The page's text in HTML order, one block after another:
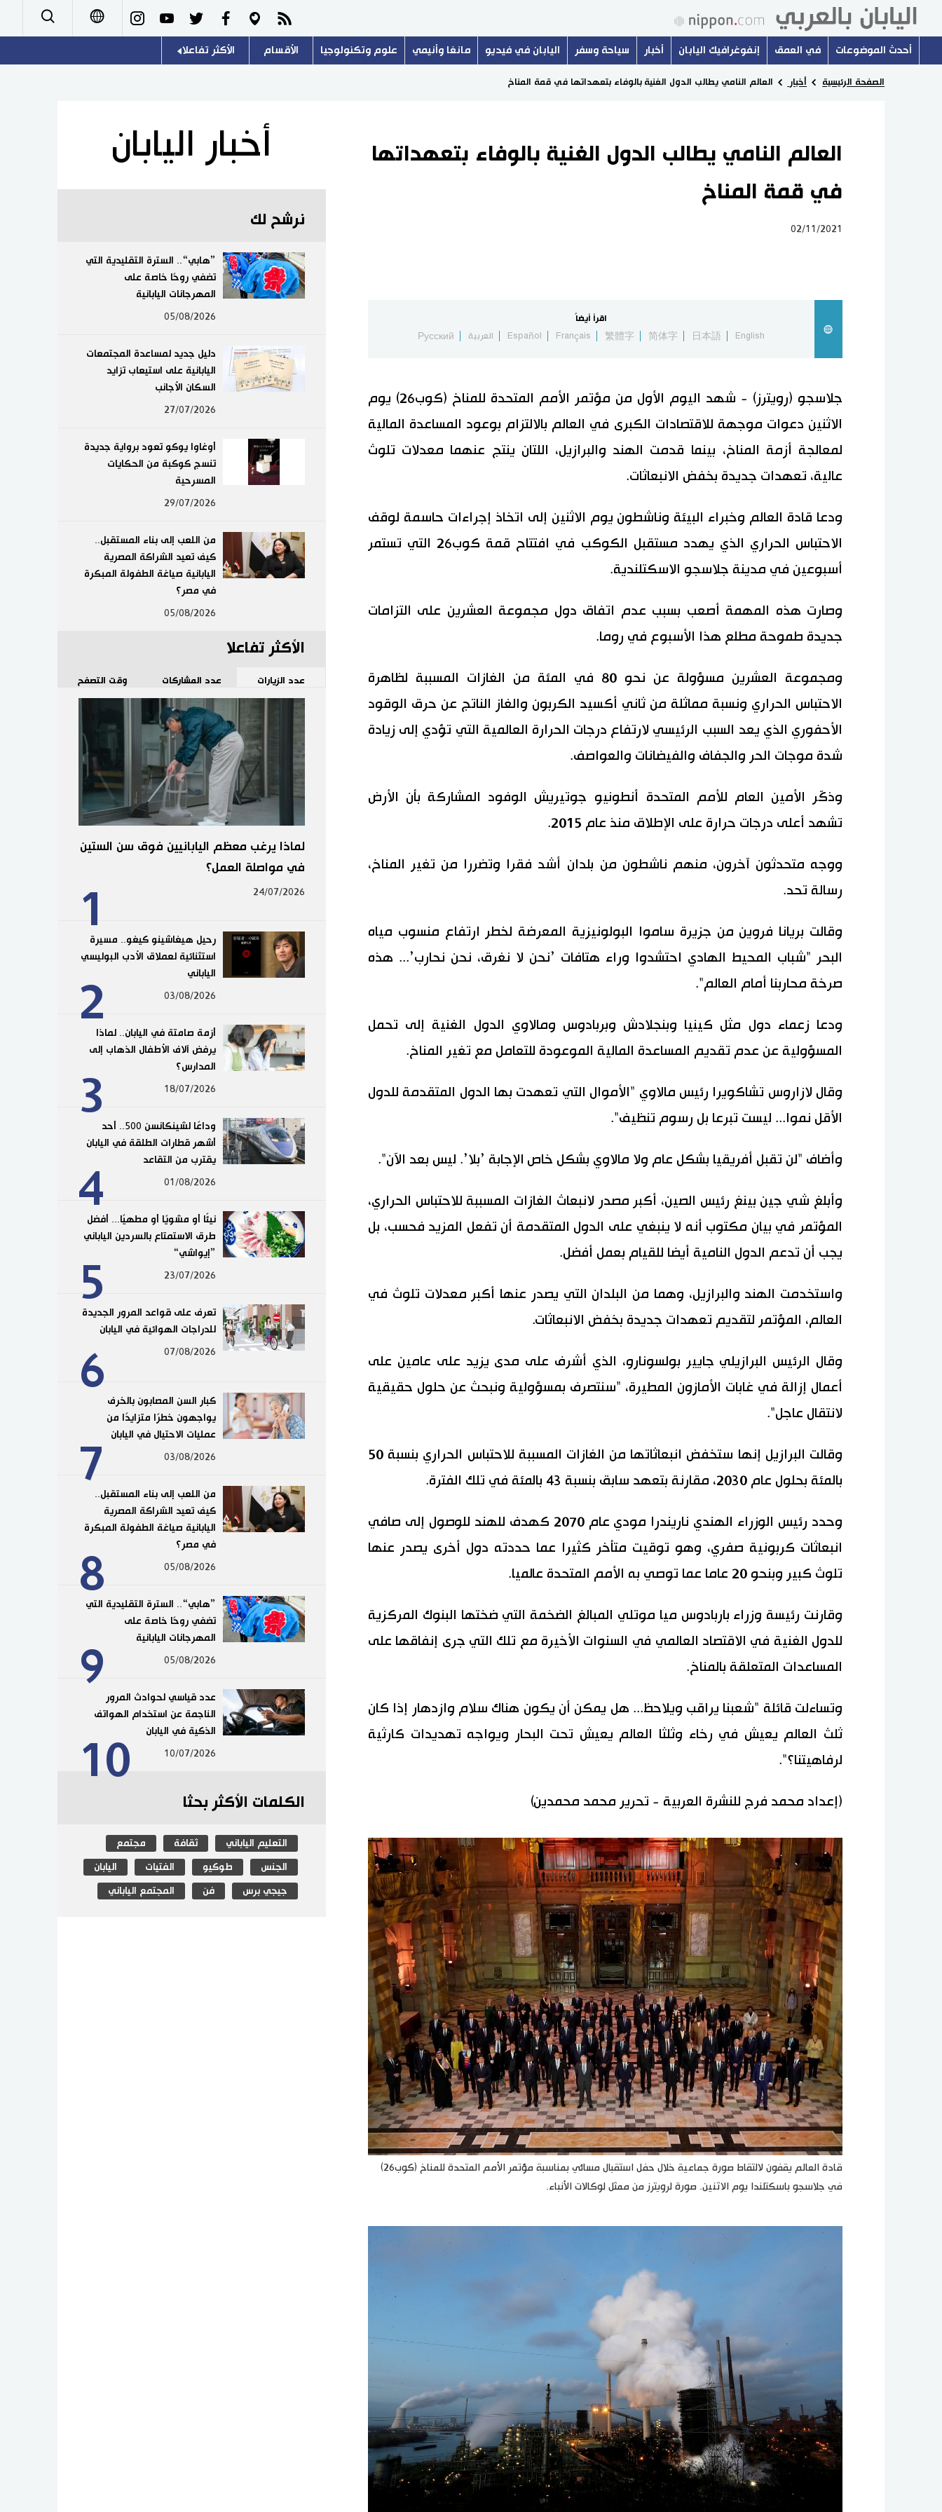
Русский
أحدث الموضوعات في العمق إنفوغرافيك اليابان أخبار سياحة وسفر اليابان في فيديو مانغا وأنيمي علوم وتكنولوجيا الأقسام
تجارب وآراء
سياسة
اقتصاد
مجتمع
ثقافة
طوكيو
الأكثر تفاعلا
هو وهي
المطبخ الياباني
الصفحة الرئيسية أخبار العالم النامي يطالب الدول الغنية بالوفاء بتعهداتها في قمة المناخ
العالم النامي يطالب الدول الغنية بالوفاء بتعهداتها
في قمة المناخ
02/11/2021
اقرأ أيضاً
English
日本語
简体字
繁體字
Français
Español العربية Русский
جلاسجو (رويترز) - شهد اليوم الأول من مؤتمر الأمم المتحدة للمناخ (كوب26) يوم
الاثنين دعوات موجهة للاقتصادات الكبرى في العالم بالالتزام بوعود المساعدة المالية
لمعالجة أزمة المناخ، بينما قدمت الهند والبرازيل، اللتان ينتج عنهما معدلات تلوث
عالية، تعهدات جديدة بخفض الانبعاثات.
ودعا قادة العالم وخبراء البيئة وناشطون يوم الاثنين إلى اتخاذ إجراءات حاسمة لوقف
الاحتباس الحراري الذي يهدد مستقبل الكوكب في افتتاح قمة كوب26 التي تستمر
أسبوعين في مدينة جلاسجو الاسكتلندية.
وصارت هذه المهمة أصعب بسبب عدم اتفاق دول مجموعة العشرين على التزامات
جديدة طموحة مطلع هذا الأسبوع في روما.
ومجموعة العشرين مسؤولة عن نحو 80 في المئة من الغازات المسببة لظاهرة
الاحتباس الحراري ونسبة مماثلة من ثاني أكسيد الكربون والغاز الناتج عن حرق الوقود
الأحفوري الذي يعد السبب الرئيسي لارتفاع درجات الحرارة العالمية التي تؤدي إلى زيادة
شدة موجات الحر والجفاف والفيضانات والعواصف.
وذكّر الأمين العام للأمم المتحدة أنطونيو جوتيريش الوفود المشاركة بأن الأرض
تشهد أعلى درجات حرارة على الإطلاق منذ عام 2015.
ووجه متحدثون آخرون، منهم ناشطون من بلدان أشد فقرا وتضررا من تغير المناخ،
رسالة تحد.
وقالت بريانا فروين من جزيرة ساموا البولونيزية المعرضة لخطر ارتفاع منسوب مياه
البحر "شباب المحيط الهادي احتشدوا وراء هتافات ’نحن لا نغرق، نحن نحارب’... هذه
صرخة محاربنا أمام العالم".
ودعا زعماء دول مثل كينيا وبنجلادش وبربادوس ومالاوي الدول الغنية إلى تحمل
المسؤولية عن عدم تقديم المساعدة المالية الموعودة للتعامل مع تغير المناخ.
وقال لازاروس تشاكويرا رئيس مالاوي "الأموال التي تعهدت بها الدول المتقدمة للدول
الأقل نموا... ليست تبرعا بل رسوم تنظيف".
وأضاف "لن تقبل أفريقيا بشكل عام ولا مالاوي بشكل خاص الإجابة ’بلا’. ليس بعد الآن".
وأبلغ شي جين بينغ رئيس الصين، أكبر مصدر لانبعاث الغازات المسببة للاحتباس الحراري،
المؤتمر في بيان مكتوب أنه لا ينبغي على الدول المتقدمة أن تفعل المزيد فحسب، بل
يجب أن تدعم الدول النامية أيضا للقيام بعمل أفضل.
واستخدمت الهند والبرازيل، وهما من البلدان التي يصدر عنها أكبر معدلات تلوث في
العالم، المؤتمر لتقديم تعهدات جديدة بخفض الانبعاثات.
وقال الرئيس البرازيلي جايير بولسونارو، الذي أشرف على مدى يزيد على عامين على
أعمال إزالة في غابات الأمازون المطيرة، "سنتصرف بمسؤولية ونبحث عن حلول حقيقية
لانتقال عاجل".
وقالت البرازيل إنها ستخفض انبعاثاتها من الغازات المسببة للاحتباس الحراري بنسبة 50
بالمئة بحلول عام 2030، مقارنة بتعهد سابق بنسبة 43 بالمئة في تلك الفترة.
وحدد رئيس الوزراء الهندي ناريندرا مودي عام 2070 كهدف للهند للوصول إلى صافي
انبعاثات كربونية صفري، وهو توقيت متأخر كثيرا عما حددته دول أخرى يصدر عنها
تلوث كبير وبنحو 20 عاما عما توصي به الأمم المتحدة عالميا.
وقارنت رئيسة وزراء باربادوس ميا موتلي المبالغ الضخمة التي ضختها البنوك المركزية
للدول الغنية في الاقتصاد العالمي في السنوات الأخيرة مع تلك التي جرى إنفاقها على
المساعدات المتعلقة بالمناخ.
وتساءلت قائلة "شعبنا يراقب ويلاحظ... هل يمكن أن يكون هناك سلام وازدهار إذا كان
ثلث العالم يعيش في رخاء وثلثا العالم يعيش تحت البحار ويواجه تهديدات كارثية
لرفاهيتنا؟".
(إعداد محمد فرج للنشرة العربية - تحرير محمد محمدين)
قادة العالم يقفون لالتقاط صورة جماعية خلال حفل استقبال مسائي بمناسبة مؤتمر الأمم المتحدة للمناخ (كوب26)
في جلاسجو باسكتلندا يوم الاثنين. صورة لرويترز من ممثل لوكالات الأنباء.
أخبار اليابان
نرشح لك
”هابي“.. السترة التقليدية التي
تضفي روحًا خاصة على
المهرجانات اليابانية
05/08/2026
دليل جديد لمساعدة المجتمعات
اليابانية على استيعاب تزايد
السكان الأجانب
27/07/2026
أوغاوا يوكو تعود برواية جديدة
تنسج كوكبة من الحكايات
المسرحية
29/07/2026
من اللعب إلى بناء المستقبل..
كيف تعيد الشراكة المصرية
اليابانية صياغة الطفولة المبكرة
في مصر؟
05/08/2026
الأكثر تفاعلا
عدد الزيارات عدد المشاركات وقت التصفح
1
لماذا يرغب معظم اليابانيين فوق سن الستين
في مواصلة العمل؟
24/07/2026
2
رحيل هيغاشينو كيغو.. مسيرة
استثنائية لعملاق الأدب البوليسي
الياباني
03/08/2026
3
أزمة صامتة في اليابان.. لماذا
يرفض آلاف الأطفال الذهاب إلى
المدارس؟
18/07/2026
4
وداعًا لشينكانسن 500.. أحد
أشهر قطارات الطلقة في اليابان
يقترب من التقاعد
01/08/2026
5
نيئًا أو مشويًا أو مطهيًا... أفضل
طرق الاستمتاع بالسردين الياباني
”إيواشي“
23/07/2026
6
تعرف على قواعد المرور الجديدة
للدراجات الهوائية في اليابان
07/08/2026
7
كبار السن المصابون بالخرف
يواجهون خطرًا متزايدًا من
عمليات الاحتيال في اليابان
03/08/2026
8
من اللعب إلى بناء المستقبل..
كيف تعيد الشراكة المصرية
اليابانية صياغة الطفولة المبكرة
في مصر؟
05/08/2026
9
”هابي“.. السترة التقليدية التي
تضفي روحًا خاصة على
المهرجانات اليابانية
05/08/2026
10
عدد قياسي لحوادث المرور
الناجمة عن استخدام الهواتف
الذكية في اليابان
10/07/2026
الكلمات الأكثر بحثا
التعليم الياباني ثقافة مجتمع
الجنس طوكيو الفتيات اليابان
جيجي برس فن المجتمع الياباني